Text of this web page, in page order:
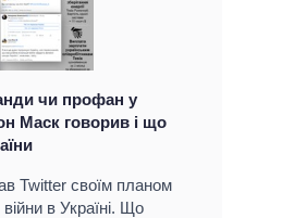
чи профан у
Маск говорив і що
Twitter своїм планом
в Україні. Що